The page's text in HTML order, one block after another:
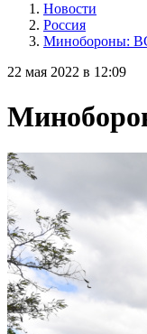
Новости
Россия
Минобороны: ВС
22 мая 2022 в 12:09